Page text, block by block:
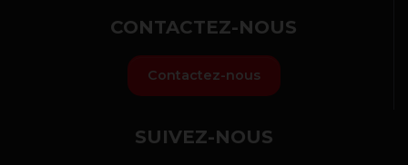
CONTACTEZ-NOUS
Contactez-nous
SUIVEZ-NOUS